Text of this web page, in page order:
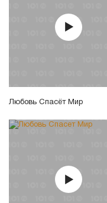
Любовь Спасёт Мир